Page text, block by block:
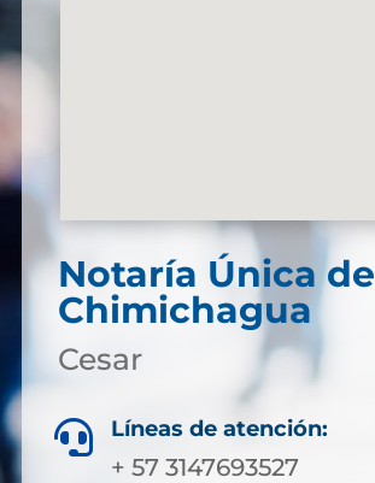
Notaría Única de
Chimichagua
Cesar
 Líneas de atención:
+ 57 3147693527